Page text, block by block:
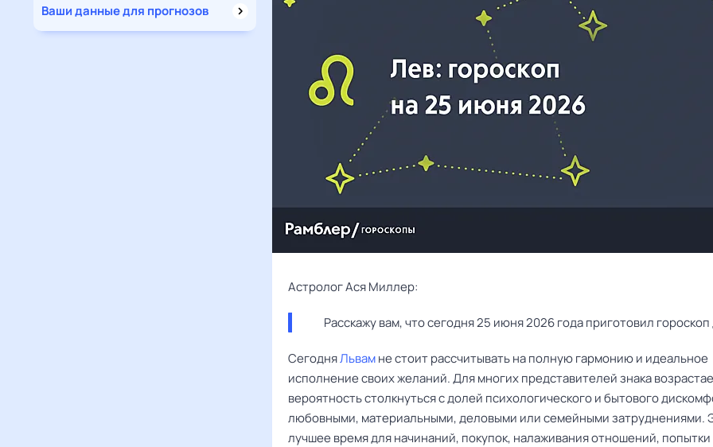
Ваши данные для прогнозов
Астролог Ася Миллер:
Расскажу вам, что сегодня 25 июня 2026 года приготовил
СегодняЛьвамне стоит рассчитывать на полную гармонию и идеальное
исполнение своих желаний. Для многих представителей знака
вероятность столкнуться с долей психологического и бытового
любовными, материальными, деловыми или семейными затруднениями.
лучшее время для начинаний, покупок, налаживания отношений, попытки